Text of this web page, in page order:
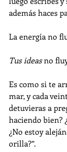
además haces
La energía no
Tus ideas no
Es como si te
mar, y cada
detuvieras a
haciendo bien?
¿No estoy
orilla?”.